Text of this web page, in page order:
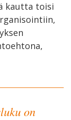
kautta toisi
on